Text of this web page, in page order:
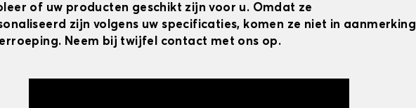
of uw producten geschikt zijn voor u. Omdat ze
zijn volgens uw specificaties, komen ze niet in aanmerking
Neem bij twijfel contact met ons op.